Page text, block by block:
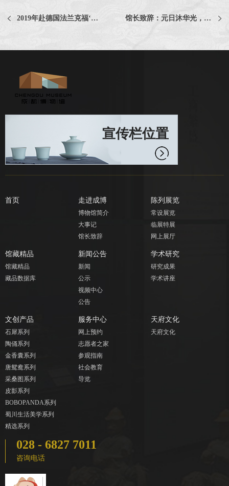
2019年赴德国法兰克福‘中国文博创意’主题展示活动中选通知书 馆长致辞：元日沐华光，甲子新征程
宣传栏位置
首页 走进成博
博物馆简介
大事记
馆长致辞
陈列展览
常设展览
临展特展
网上展厅
馆藏精品
馆藏精品
藏品数据库
新闻公告
新闻
公示
视频中心
公告
学术研究
研究成果
学术讲座
文创产品
石犀系列
陶俑系列
金香囊系列
唐鸳鸯系列
采桑图系列
皮影系列
BOBOPANDA系列
蜀川生活美学系列
精选系列
服务中心
网上预约
志愿者之家
参观指南
社会教育
导览
天府文化
天府文化
028 - 6827 7011
咨询电话